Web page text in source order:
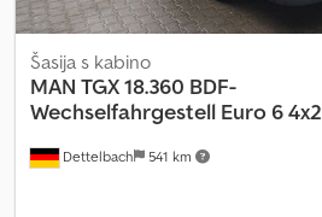
Dettelbach 541 km
Šasija s kabino
MAN TGX 18.360 BDF-
Wechselfahrgestell Euro 6 4x2